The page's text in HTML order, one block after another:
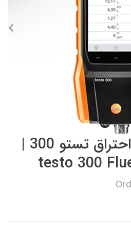
آنالایزر گاز های احتراق تستو 300 |
testo 300